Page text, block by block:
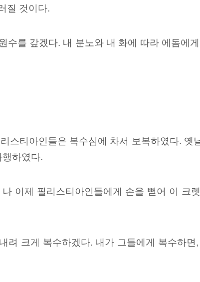
질 것이다.
수를 갚겠다. 내 분노와 내 화에 따라 에돔에
스티아인들은 복수심에 차서 보복하였다. 옛
하였다.
이제 필리스티아인들에게 손을 뻗어 이 크
려 크게 복수하겠다. 내가 그들에게 복수하